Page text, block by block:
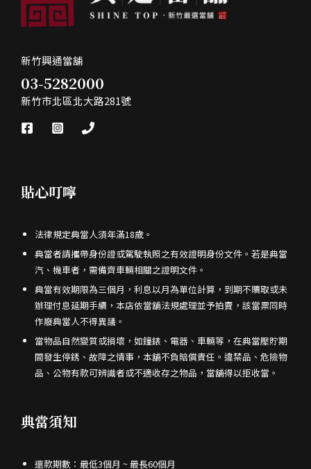
新竹興通當舖
03-5282000
新竹市北區北大路281號
貼心叮嚀
法律規定典當人須年滿18歲。
典當者請攜帶身份證或駕駛執照之有效證明身份文件。若是典當
汽、機車者，需備齊車輛相關之證明文件。
典當有效期限為三個月，利息以月為單位計算，到期不贖取或未
辦理付息延期手續，本店依當舖法規處理並予拍賣，該當票同時
作廢典當人不得異議。
當物品自然變質或損壞，如鐘錶、電器、車輛等，在典當壓貯期
間發生停銹、故障之情事，本舖不負賠償責任。違禁品、危險物
品、公物有款可辨識者或不適收存之物品，當舖得以拒收當。
典當須知
還款期數：最低3個月 ~ 最長60個月